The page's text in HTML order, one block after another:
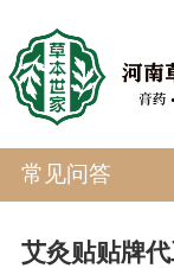
常见问答
艾灸贴贴牌